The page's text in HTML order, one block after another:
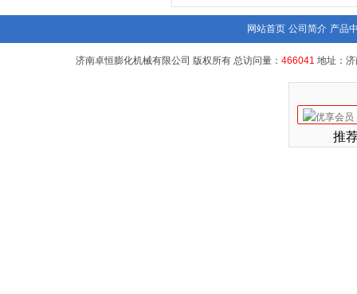
网站首页 公司简介 产品
济南卓恒膨化机械有限公司 版权所有 总访问量： 466041 地址：
推